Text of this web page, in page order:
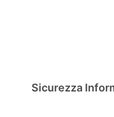
Sicurezza